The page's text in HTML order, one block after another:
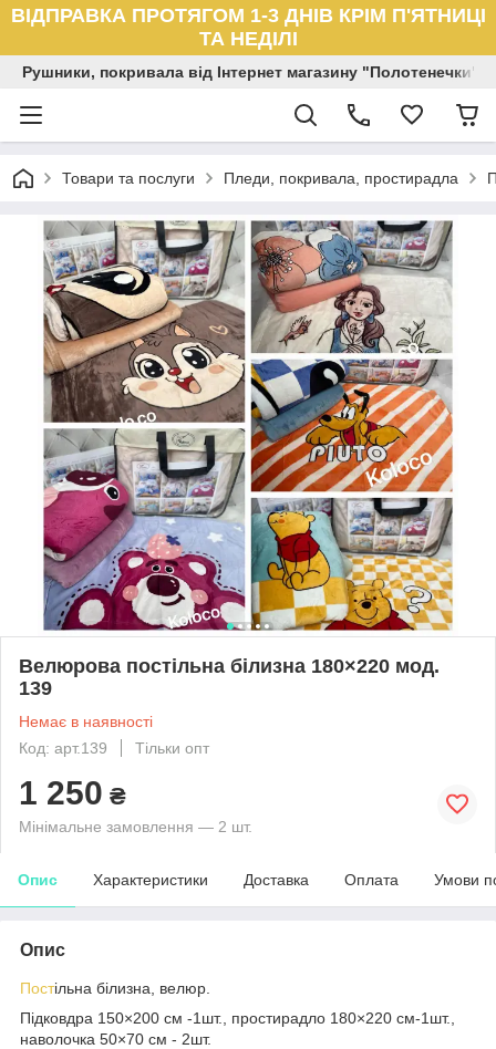
ВІДПРАВКА ПРОТЯГОМ 1-3 ДНІВ КРІМ П'ЯТНИЦІ
ТА НЕДІЛІ
Рушники, покривала від Інтернет магазину "Полотенечки"
Товари та послуги Пледи, покривала, простирадла
Велюрова постільна білизна 180×220 мод.
139
Немає в наявності
Код: арт.139
Тільки опт
1 250 ₴
Мінімальне замовлення — 2 шт.
Опис Характеристики Доставка Оплата Умови
Опис
Постільна білизна, велюр.
Підковдра 150×200 см -1шт., простирадло 180×220 см-1шт.,
наволочка 50×70 см - 2шт.